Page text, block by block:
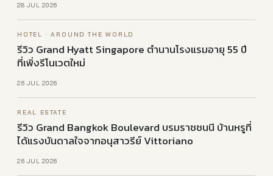
28 JUL 2026
HOTEL · AROUND THE WORLD
รีวิว Grand Hyatt Singapore ตำนานโ⁠ร⁠ง⁠แ⁠ร⁠มอายุ 55 ปี
ที่⁠เพิ่ง⁠รี⁠โ⁠น⁠เ⁠ว⁠ตใหม่
26 JUL 2026
REAL ESTATE
รีวิว Grand Bangkok Boulevard บ⁠ร⁠ม⁠ร⁠า⁠ช⁠ช⁠น⁠นี บ้านหรูที่
ได้แ⁠ร⁠ง⁠บั⁠น⁠ด⁠า⁠ล⁠ใ⁠จจากอ⁠นุ⁠ส⁠า⁠ว⁠รี⁠ย์ Vittoriano
26 JUL 2026